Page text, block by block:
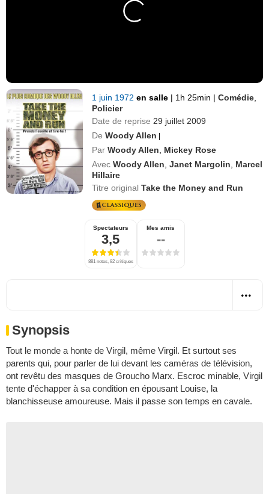
1 juin 1972en salle | 1h 25min | Comédie
Policier
Date de reprise 29 juillet 2009
De Woody Allen |
Par Woody Allen
Mickey Rose
Avec Woody Allen ,Janet Margolin
Marcel
Hillaire
Titre originalTake the Money and Run
Spectateurs
3,5
881 notes, 82 critiques
Mes amis
--
Synopsis
Tout le monde a honte de Virgil, même Virgil. Et surtout ses
parents qui, pour parler de lui devant les caméras de télévision,
ont revêtu des masques de Groucho Marx. Escroc minable, Virgil
tente d'échapper à sa condition en épousant Louise, la
blanchisseuse amoureuse. Mais il passe son temps en cavale.